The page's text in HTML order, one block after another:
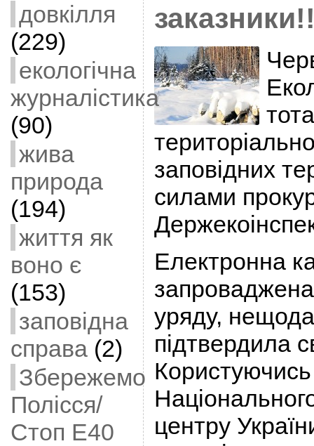
довкілля
(229)
екологічна
журналістика
(90)
жива
природа
(194)
життя як
воно є
(153)
заповідна
справа(2)
Збережемо
Полісся/
Стоп Е40
заповідних
силами
Електронна
уряду,
підтвердила
центру